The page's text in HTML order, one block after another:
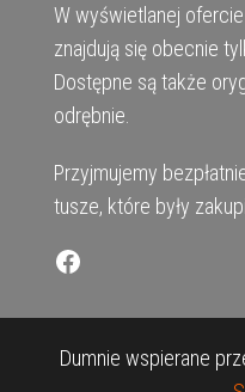
W wyświetlanej
znajdują się obecnie
Dostępne są także
odrębnie.
Przyjmujemy
tusze, które były
Facebook
Dumnie wspierane